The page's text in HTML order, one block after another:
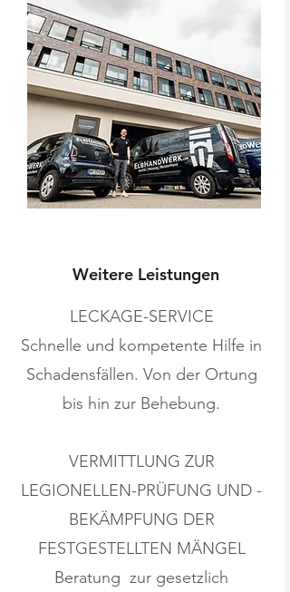
Weitere Leistungen
LECKAGE-SERVICE
Schnelle und kompetente Hilfe in
Schadensfällen. Von der Ortung
bis hin zur Behebung.
VERMITTLUNG ZUR
LEGIONELLEN-PRÜFUNG UND -
BEKÄMPFUNG DER
FESTGESTELLTEN MÄNGEL
Beratung zur gesetzlich